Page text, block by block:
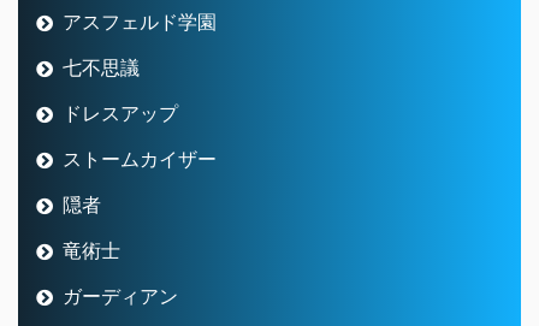
アスフェルド学園
七不思議
ドレスアップ
ストームカイザー
隠者
竜術士
ガーディアン